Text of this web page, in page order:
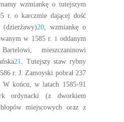
wzmiankę o tutejszym
r. o karczmie dającej dość
20, wzmiankę o
w 1585 r. i oddanym
mieszczaninowi
21. Tutejszy staw rybny
r. J. Zamoyski pobrał 237
W końcu, w latach 1585-91
ordynacki (z dworkiem
miejscowych oraz z